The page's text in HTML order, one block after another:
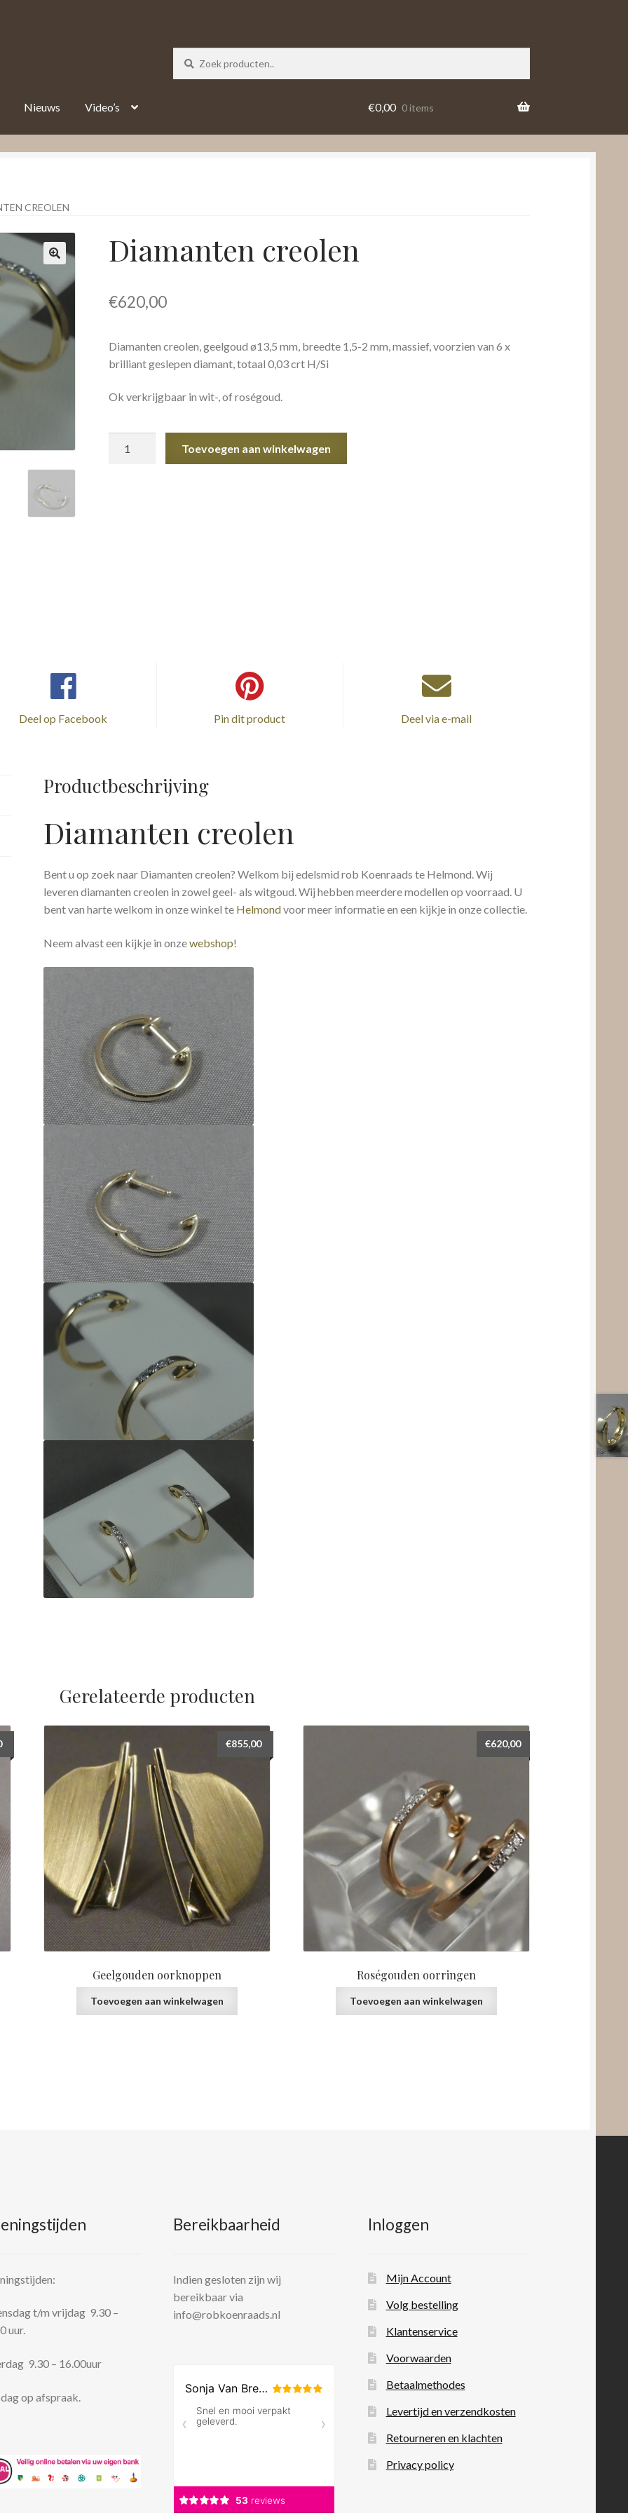
Nieuws Video’s €0,00 0 items
CREOLEN
Diamanten creolen
€620,00
Diamanten creolen, geelgoud ø13,5 mm, breedte 1,5-2 mm, massief, voorzien van 6 x
brilliant geslepen diamant, totaal 0,03 crt H/Si
Ok verkrijgbaar in wit-, of roségoud.
Toevoegen aan winkelwagen
Deel op Facebook Pin dit product Deel via e-mail
Productbeschrijving
Diamanten creolen
Bent u op zoek naar Diamanten creolen? Welkom bij edelsmid rob Koenraads te Helmond. Wij
leveren diamanten creolen in zowel geel- als witgoud. Wij hebben meerdere modellen op voorraad. U
bent van harte welkom in onze winkel te Helmondvoor meer informatie en een kijkje in onze collectie.
Neem alvast een kijkje in onzewebshop!
Gerelateerde producten
Geelgouden oorknoppen
€855,00
Toevoegen aan winkelwagen
Roségouden oorringen
€620,00
Toevoegen aan winkelwagen
t/m vrijdag 9.30 –
uur.
9.30 – 16.00uur
op afspraak.
Bereikbaarheid
Indien gesloten zijn wij
bereikbaar via
info@robkoenraads.nl
Inloggen
Mijn Account
Volg bestelling
Klantenservice
Voorwaarden
Betaalmethodes
Levertijd en verzendkosten
Retourneren en klachten
Privacy policy